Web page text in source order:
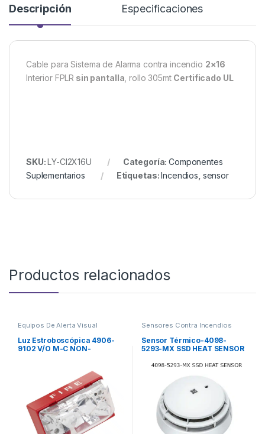
Descripción Especificaciones
Cable para Sistema de Alarma contra incendio 2×16
Interior FPLR sin pantalla , rollo 305mt Certificado UL
SKU: LY-CI2X16U Categoría:Componentes
Suplementarios
Etiquetas: Incendios, sensor
Productos relacionados
Equipos De Alerta Visual
Luz Estroboscópica 4906-
9102 V/O M-C NON-
Sensores Contra Incendios
Sensor Térmico-4098-
5293-MX SSD HEAT SENSOR